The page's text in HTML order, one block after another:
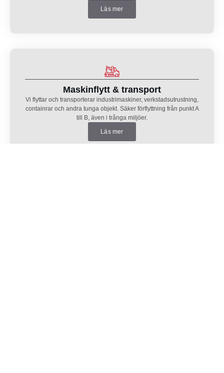
Läs mer
Maskinflytt & transport
Vi flyttar och transporterar industri­maskiner, verkstadsutrustning,
containrar och andra tunga objekt. Säker förflyttning från punkt A
till B, även i trånga miljöer.
Läs mer